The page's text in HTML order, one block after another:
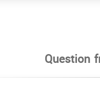
Question